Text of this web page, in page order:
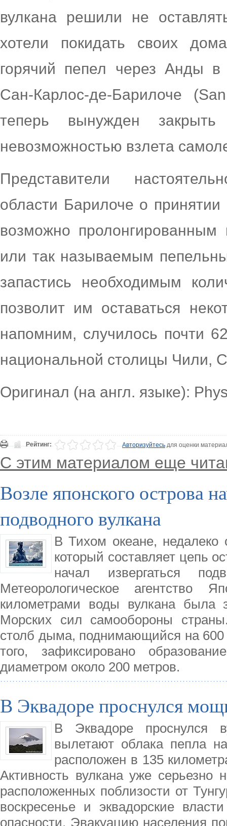
вулкана решили не
хотели покидать своих
горячий пепел через Анды в
Сан-Карлос-де-Барилоче
теперь вынужден
невозможностью взлета
Представители
области Барилоче о
возможно пролонгированным
или так называемым
запастись необходимым
позволит им оставаться
напомним, случилось почти
национальной столицы Чили,
Оригинал (на англ. языке):
Рейтинг: Авторизуйтесьдля оценки
С этим материалом еще
Возле японского острова
подводного вулкана
В Тихом океане, недалеко
который составляет цепь
начал извергаться
Метеорологическое агентство
километрами воды вулкана была
Морских сил самообороны
столб дыма, поднимающийся на
того, зафиксировано
диаметром около 200 метров.
В Эквадоре проснулся
В Эквадоре проснулся
вылетают облака пепла
расположен в 135
Активность вулкана уже серьезно
расположенных поблизости от
воскресенье и эквадорские
опасности. Эвакуацию населения